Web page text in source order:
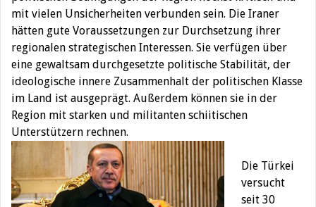
mit vielen Unsicherheiten verbunden sein. Die Iraner
hätten gute Voraussetzungen zur Durchsetzung ihrer
regionalen strategischen Interessen. Sie verfügen über
eine gewaltsam durchgesetzte politische Stabilität, der
ideologische innere Zusammenhalt der politischen Klasse
im Land ist ausgeprägt. Außerdem können sie in der
Region mit starken und militanten schiitischen
Unterstützern rechnen.
Die Türkei
versucht
seit 30